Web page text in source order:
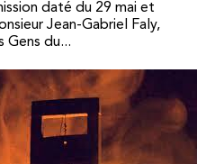
daté du 29 mai et
Jean-Gabriel Faly,
Gens du...